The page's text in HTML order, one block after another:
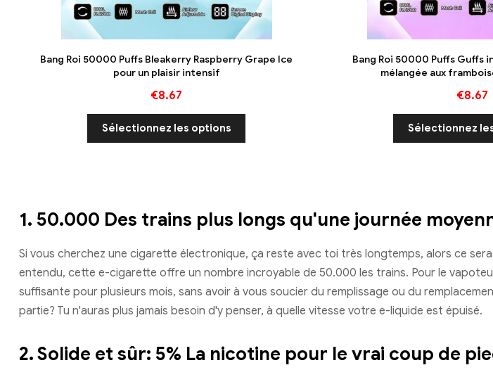
Bang Roi 50000 Puffs Bleakerry Raspberry Grape Ice
pour un plaisir intensif
€8.67
Sélectionnez les options
Bang Roi 50000 Puffs Guffs
mélangée aux
€8.67
Sélectionnez
1. 50.000 Des trains plus longs qu'une journée
Si vous cherchez une cigarette électronique, ça reste avec toi très longtemps, alors ce sera
entendu, cette e-cigarette offre un nombre incroyable de 50.000 les trains. Pour le
suffisante pour plusieurs mois, sans avoir à vous soucier du remplissage ou du
partie? Tu n'auras plus jamais besoin d'y penser, à quelle vitesse votre e-liquide est épuisé.
2.Solide et sûr: 5% La nicotine pour le vrai coup de